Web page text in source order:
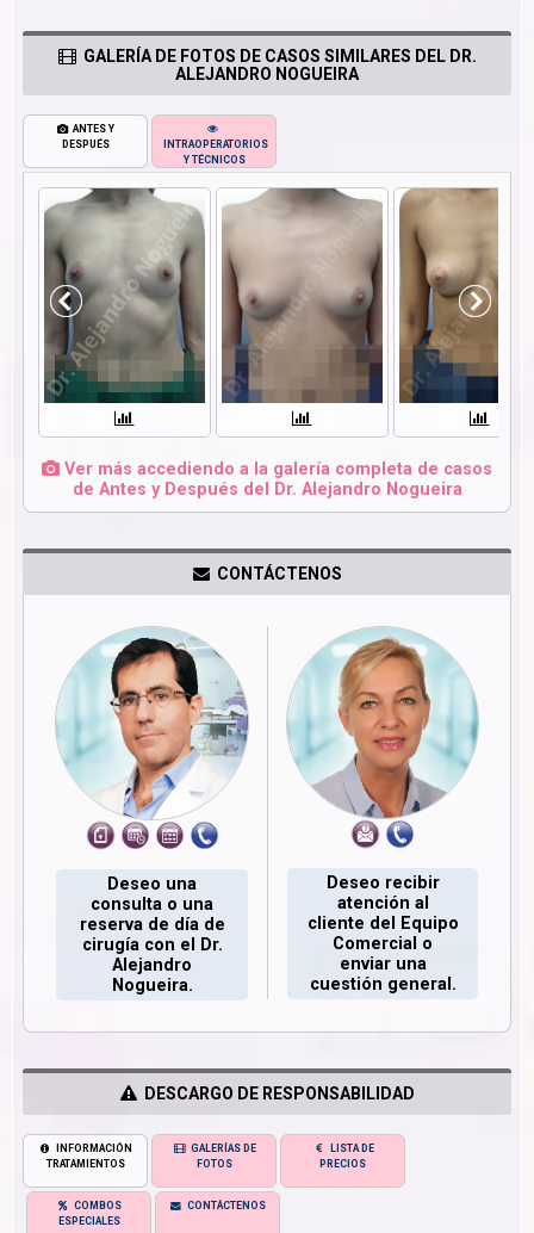
GALERÍA DE FOTOS DE CASOS SIMILARES DEL DR.
ALEJANDRO NOGUEIRA
ANTES Y
DESPUÉS
INTRAOPERATORIOS
Y TÉCNICOS
Ver más accediendo a la galería completa de casos
de Antes y Después del Dr. Alejandro Nogueira
CONTÁCTENOS
Deseo una
consulta o una
reserva de día de
cirugía con el Dr.
Alejandro
Nogueira.
Deseo recibir
atención al
cliente del Equipo
Comercial o
enviar una
cuestión general.
DESCARGO DE RESPONSABILIDAD
INFORMACIÓN
TRATAMIENTOS
GALERÍAS DE
FOTOS
LISTA DE
PRECIOS
COMBOS
ESPECIALES
CONTÁCTENOS